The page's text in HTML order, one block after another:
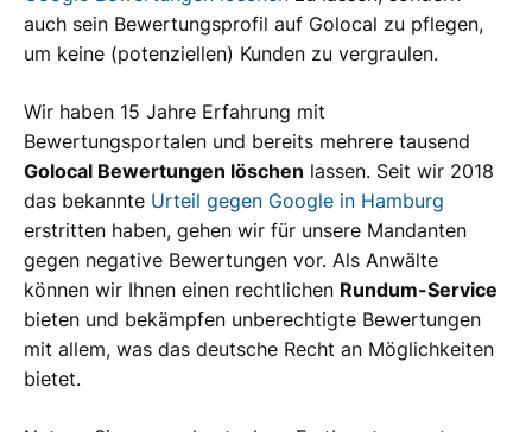
auch sein Bewertungsprofil auf Golocal zu pflegen,
um keine (potenziellen) Kunden zu vergraulen.
Wir haben 15 Jahre Erfahrung mit
Bewertungsportalen und bereits mehrere tausend
Golocal Bewertungen löschen lassen. Seit wir 2018
das bekannte Urteil gegen Google in Hamburg
erstritten haben, gehen wir für unsere Mandanten
gegen negative Bewertungen vor. Als Anwälte
können wir Ihnen einen rechtlichen Rundum-Service
bieten und bekämpfen unberechtigte Bewertungen
mit allem, was das deutsche Recht an Möglichkeiten
bietet.